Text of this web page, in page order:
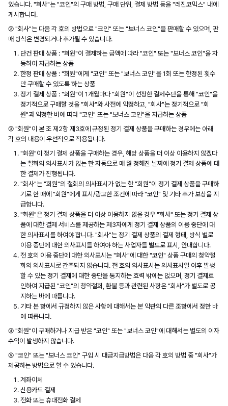
있습니다. "회사"는 "코인"의 구매 방법, 구매 단위, 결제 방법 등을 "레진코믹스" 내에
게시합니다.
② "회사"는 다음 각 호의 방법으로 "코인" 또는 "보너스 코인"을 판매할 수 있으며, 판
매 방식은 변경되거나 추가될 수 있습니다.
단건 판매 상품 : "회원"이 결제하는 금액에 따라 "코인" 또는 "보너스 코인"을 차
등하여 지급하는 상품
한정 판매 상품 : "회원"에게 "코인" 또는 "보너스 코인"을 1회 또는 한정된 횟수
만 구매할 수 있도록 하는 상품
정기 결제 상품 : "회원"이 1개월마다 "회원"이 선정한 결제수단을 통해 "코인"을
정기적으로 구매할 것을 "회사"와 사전에 약정하고, "회사"는 정기적으로 "회
원"과 약정한 바에 따라 "코인" 또는 "보너스 코인"을 지급하는 상품
③ "회원"이 본 조 제2항 제3호에 규정된 정기 결제 상품을 구매하는 경우에는 아래
각 호의 내용이 우선적으로 적용됩니다.
"회원"이 정기 결제 상품을 구매하는 경우, 해당 상품을 더 이상 이용하지 않겠다
는 철회의 의사표시가 없는 한 자동으로 매 월 정해진 날짜에 정기 결제 상품에 대
한 결제가 진행됩니다.
"회사"는 "회원"의 철회의 의사표시가 없는 한 "회원"이 정기 결제 상품을 구매하
기로 한 때에 "회원"에게 표시/광고한 조건에 따라 "코인" 및 기타 추가 보상을 지
급합니다.
"회원"은 정기 결제 상품을 더 이상 이용하지 않을 경우 "회사" 또는 정기 결제 상
품에 대한 결제 서비스를 제공하는 제3자에게 정기 결제 상품의 이용 중단에 대
한 의사표시를 하여야 합니다. "회사"는 정기 결제 상품의 결제 형태, 방식 별로
이용 중단에 대한 의사표시를 하여야 하는 사업자를 별도로 표시, 안내합니다.
전 호의 이용 중단에 대한 의사표시는 "회사"에 대한 "코인" 상품 구매의 청약철
회의 의사표시로 간주되지 않습니다. 전 호의 의사표시는 의사표시일 이후 발생
할 수 있는 정기 결제에 대한 중단을 통지하는 효력 밖에는 없으며, 정기 결제로
인하여 지급된 "코인"의 청약철회, 환불 등과 관련된 사항은 "회사"가 별도로 공
지하는 바에 따릅니다.
기타 본 항에서 규정하지 않은 사항에 대해서는 본 약관의 다른 조항에서 정한 바
에 따릅니다.
④ "회원"이 구매하거나 지급 받은 "코인" 또는 "보너스 코인"에 대해서는 별도의 이자
수익이 발생하지 않습니다.
⑤ "코인" 또는 "보너스 코인" 구입 시 대금지급방법은 다음 각 호의 방법 중 "회사"가
제공하는 방법으로 할 수 있습니다.
계좌이체
신용카드 결제
전화 또는 휴대전화 결제